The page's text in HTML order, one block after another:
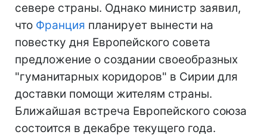
севере страны. Однако министр заявил,
что Франция планирует вынести на
повестку дня Европейского совета
предложение о создании своеобразных
"гуманитарных коридоров" в Сирии для
доставки помощи жителям страны.
Ближайшая встреча Европейского союза
состоится в декабре текущего года.